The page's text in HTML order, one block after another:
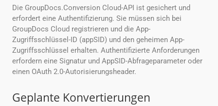
Die GroupDocs.Conversion Cloud-API ist gesichert und
erfordert eine Authentifizierung. Sie müssen sich bei
GroupDocs Cloud registrieren und die App-
Zugriffsschlüssel-ID (appSID) und den geheimen App-
Zugriffsschlüssel erhalten. Authentifizierte Anforderungen
erfordern eine Signatur und AppSID-Abfrageparameter oder
einen OAuth 2.0-Autorisierungsheader.
Geplante Konvertierungen